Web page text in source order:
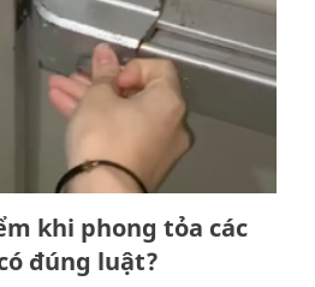
khi phong tỏa các
đúng luật?